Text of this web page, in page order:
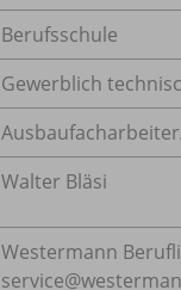
Berufsschule
Gewerblich
Walter Bläsi
Westermann